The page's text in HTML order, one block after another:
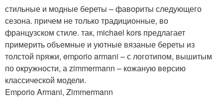
стильные и модные береты – фавориты следующего
сезона. причем не только традиционные, во
французском стиле. так, michael kors предлагает
примерить объемные и уютные вязаные береты из
толстой пряжи, emporio armani – с логотипом, вышитым
по окружности, а zimmermann – кожаную версию
классической модели.
Emporio Armani, Zimmermann